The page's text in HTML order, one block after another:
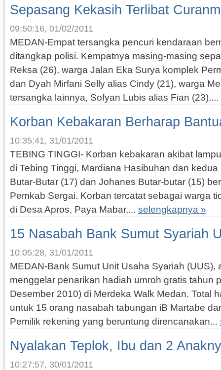
Sepasang Kekasih Terlibat
09:50:16, 01/02/2011
MEDAN-Empat tersangka pencuri kendaraan
ditangkap polisi. Kempatnya masing-masing
Reksa (26), warga Jalan Eka Surya komplek
dan Dyah Mirfani Selly alias Cindy (21), warga
tersangka lainnya, Sofyan Lubis alias Fian (23),...
Korban Kebakaran Berharap
10:35:41, 31/01/2011
TEBING TINGGI- Korban kebakaran akibat
di Tebing Tinggi, Mardiana Hasibuhan dan
Butar-Butar (17) dan Johanes Butar-butar (15)
Pemkab Sergai. Korban tercatat sebagai warga
di Desa Apros, Paya Mabar,... selengkapnya »
15 Nasabah Bank Sumut Syariah
10:05:28, 31/01/2011
MEDAN-Bank Sumut Unit Usaha Syariah (UUS),
menggelar penarikan hadiah umroh gratis tahun
Desember 2010) di Merdeka Walk Medan. Total
untuk 15 orang nasabah tabungan iB Martabe
Pemilik rekening yang beruntung direncanakan...
Nyalakan Teplok, Ibu dan 2
10:27:57, 30/01/2011